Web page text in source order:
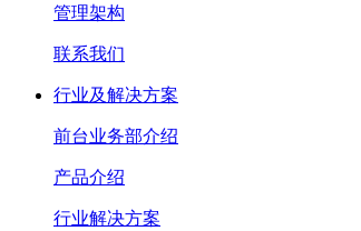
管理架构
联系我们
行业及解决方案
前台业务部介绍
产品介绍
行业解决方案